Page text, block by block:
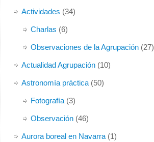
Actividades (34)
Charlas (6)
Observaciones de la Agrupación(27)
Actualidad Agrupación(10)
Astronomía práctica(50)
Fotografía(3)
Observación(46)
Aurora boreal en Navarra(1)